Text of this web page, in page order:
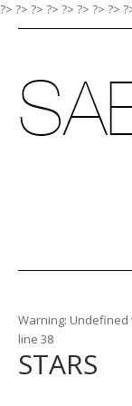
?> ?> ?> ?> ?> ?> ?> ?>
Warning:
line 38
STARS